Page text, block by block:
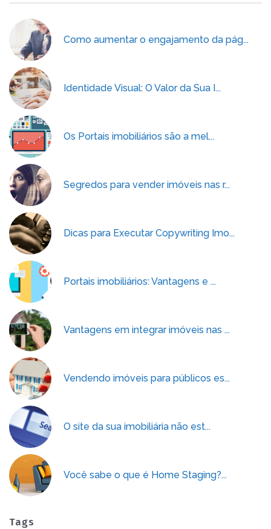
Como aumentar o engajamento da pág...
Identidade Visual: O Valor da Sua I...
Os Portais imobiliários são a mel...
Segredos para vender imóveis nas r...
Dicas para Executar Copywriting Imo...
Portais imobiliários: Vantagens e ...
Vantagens em integrar imóveis nas ...
Vendendo imóveis para públicos es...
O site da sua imobiliária não est...
Você sabe o que é Home Staging?...
Tags